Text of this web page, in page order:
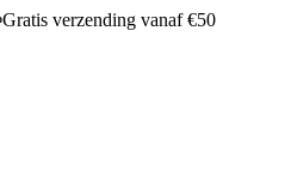
Gratis verzending vanaf €50